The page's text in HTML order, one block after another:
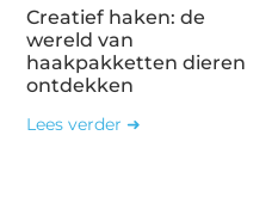
Creatief haken: de
wereld van
haakpakketten dieren
ontdekken
Lees verder ➜